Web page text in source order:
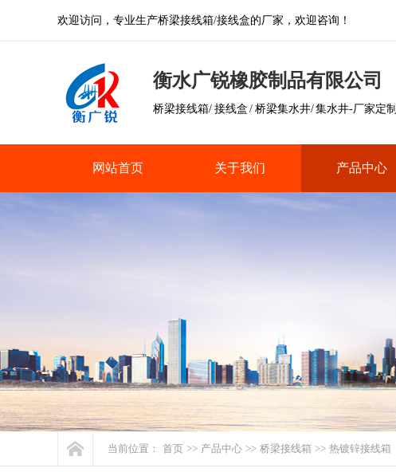
欢迎访问，专业生产桥梁接线箱/接线盒的厂家，欢迎咨询！
衡水广锐橡胶制品有限公司
桥梁接线箱/ 接线盒 / 桥梁集水井/ 集水井-厂家定制
网站首页 关于我们 产品中心
当前位置： 首页 >> 产品中心 >> 桥梁接线箱 >> 热镀锌接线箱